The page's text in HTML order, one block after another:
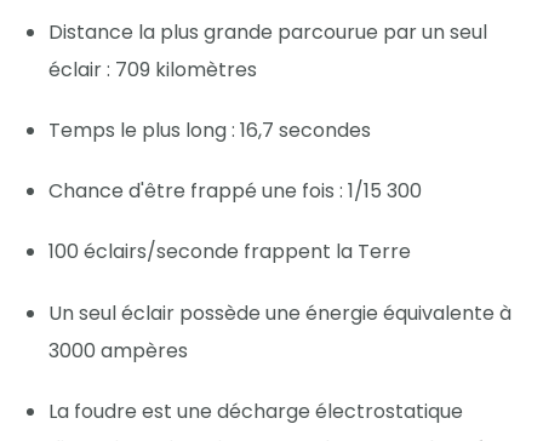
Distance la plus grande parcourue par un seul
éclair : 709 kilomètres
Temps le plus long : 16,7 secondes
Chance d'être frappé une fois : 1/15 300
100 éclairs/seconde frappent la Terre
Un seul éclair possède une énergie équivalente à
3000 ampères
La foudre est une décharge électrostatique